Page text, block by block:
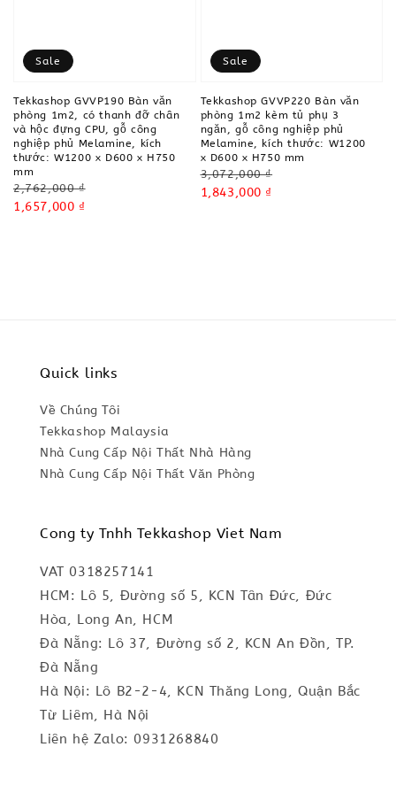
Sale
Tekkashop GVVP190 Bàn văn
phòng 1m2, có thanh đỡ chân
và hộc đựng CPU, gỗ công
nghiệp phủ Melamine, kích
thước: W1200 x D600 x H750
mm
Regular
price
2,762,000 ₫
Sale
1,657,000 ₫
Sale
Tekkashop GVVP220 Bàn văn
phòng 1m2 kèm tủ phụ 3
ngăn, gỗ công nghiệp phủ
Melamine, kích thước: W1200
x D600 x H750 mm
Regular
price
3,072,000 ₫
Sale
1,843,000 ₫
Quick links
Về Chúng Tôi
Tekkashop Malaysia
Nhà Cung Cấp Nội Thất Nhà Hàng
Nhà Cung Cấp Nội Thất Văn Phòng
Cong ty Tnhh Tekkashop Viet Nam
VAT 0318257141
HCM: Lô 5, Đường số 5, KCN Tân Đức, Đức
Hòa, Long An, HCM
Đà Nẵng: Lô 37, Đường số 2, KCN An Đồn, TP.
Đà Nẵng
Hà Nội: Lô B2-2-4, KCN Thăng Long, Quận Bắc
Từ Liêm, Hà Nội
Liên hệ Zalo: 0931268840